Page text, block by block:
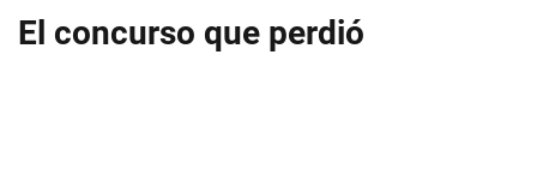
El concurso que perdió